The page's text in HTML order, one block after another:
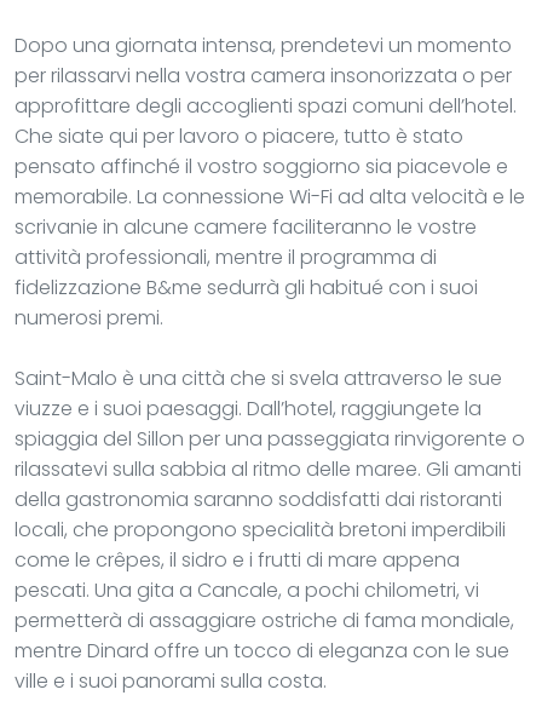
Dopo una giornata intensa, prendetevi un momento
per rilassarvi nella vostra camera insonorizzata o per
approfittare degli accoglienti spazi comuni dell’hotel.
Che siate qui per lavoro o piacere, tutto è stato
pensato affinché il vostro soggiorno sia piacevole e
memorabile. La connessione Wi-Fi ad alta velocità e le
scrivanie in alcune camere faciliteranno le vostre
attività professionali, mentre il programma di
fidelizzazione B&me sedurrà gli habitué con i suoi
numerosi premi.
Saint-Malo è una città che si svela attraverso le sue
viuzze e i suoi paesaggi. Dall’hotel, raggiungete la
spiaggia del Sillon per una passeggiata rinvigorente o
rilassatevi sulla sabbia al ritmo delle maree. Gli amanti
della gastronomia saranno soddisfatti dai ristoranti
locali, che propongono specialità bretoni imperdibili
come le crêpes, il sidro e i frutti di mare appena
pescati. Una gita a Cancale, a pochi chilometri, vi
permetterà di assaggiare ostriche di fama mondiale,
mentre Dinard offre un tocco di eleganza con le sue
ville e i suoi panorami sulla costa.